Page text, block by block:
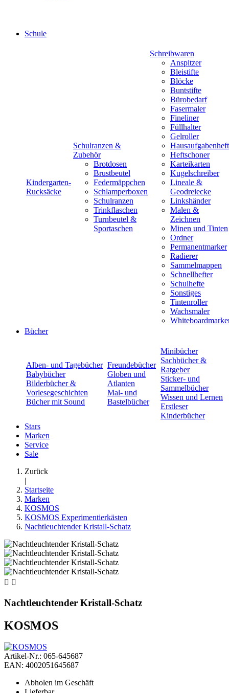
Schule
Kindergarten-
Rucksäcke
Schulranzen &
Zubehör
Brotdosen
Brustbeutel
Federmäppchen
Schlamperboxen
Schulranzen
Trinkflaschen
Turnbeutel &
Sportaschen
Schreibwaren
Anspitzer
Bleistifte
Blöcke
Buntstifte
Bürobedarf
Fasermaler
Fineliner
Füllhalter
Gelroller
Hausaufgabenheft
Heftschoner
Karteikarten
Kugelschreiber
Lineale &
Geodreiecke
Linkshänder
Malen &
Zeichnen
Minen und Tinten
Ordner
Permanentmarker
Radierer
Sammelmappen
Schnellhefter
Schulhefte
Sonstiges
Tintenroller
Wachsmaler
Bücher
Alben- und Tagebücher
Babybücher
Bilderbücher &
Vorlesegeschichten
Bücher mit Sound
Freundebücher
Globen und
Atlanten
Mal- und
Bastelbücher
Minibücher
Sachbücher &
Ratgeber
Sticker- und
Sammelbücher
Wissen und Lernen
Erstleser
Kinderbücher
Stars
Marken
Service
Sale
Zurück
|
Startseite
Marken
KOSMOS
KOSMOS Experimentierkästen
Nachtleuchtender Kristall-Schatz
 
Nachtleuchtender Kristall-Schatz
KOSMOS
Artikel-Nr.: 065-645687
EAN: 4002051645687
Abholen im Geschäft